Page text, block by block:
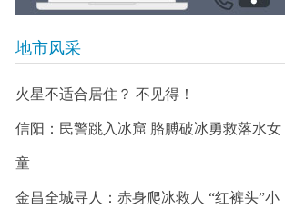
地市风采
火星不适合居住？ 不见得！
信阳：民警跳入冰窟 胳膊破冰勇救落水女
童
金昌全城寻人：赤身爬冰救人 “红裤头”小